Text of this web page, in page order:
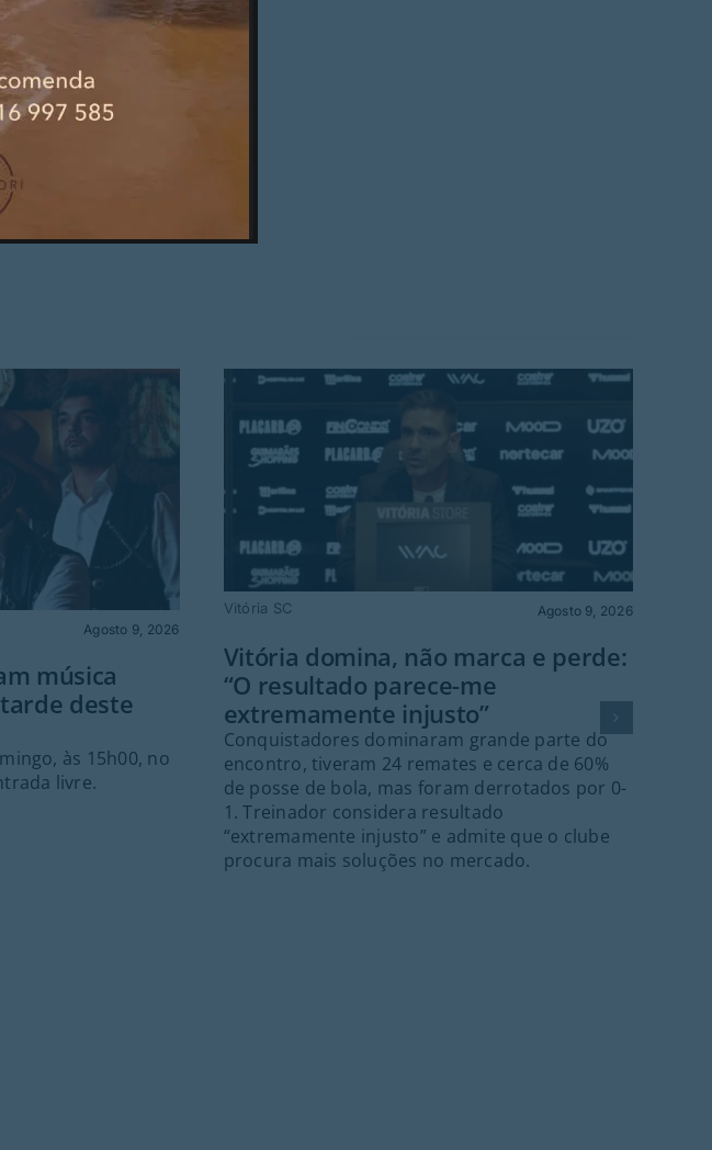
Agosto 9, 2026
música
deste
às 15h00, no
livre.
Vitória SC Agosto 9, 2026
Vitória domina, não marca e perde:
“O resultado parece-me
extremamente injusto”
Conquistadores dominaram grande parte do
encontro, tiveram 24 remates e cerca de 60%
de posse de bola, mas foram derrotados por 0-
1. Treinador considera resultado
“extremamente injusto” e admite que o clube
procura mais soluções no mercado.